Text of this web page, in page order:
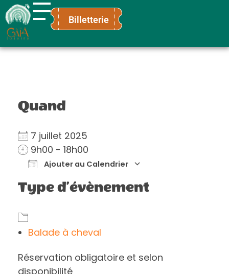
Gaïa Loisirs
Terre ludique et innovante pour tous
Billetterie
Quand
7 juillet 2025
9h00 - 18h00
Ajouter au Calendrier
Télécharger ICS
Type d’évènement
Balade à cheval
Réservation obligatoire et selon
disponibilité